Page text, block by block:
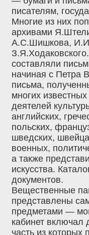
писателям,
Многие из них
архивами
А.С.Шишкова,
составляли
начиная с Петра
письма,
многих
деятелей
английских,
польских,
шведских,
военных,
а также
искусства.
документов.
Вещественные
представлены
предметами —
кабинет включал
часть из которых